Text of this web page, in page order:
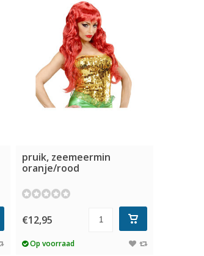
pruik, zeemeermin
oranje/rood
€12,95
Op voorraad